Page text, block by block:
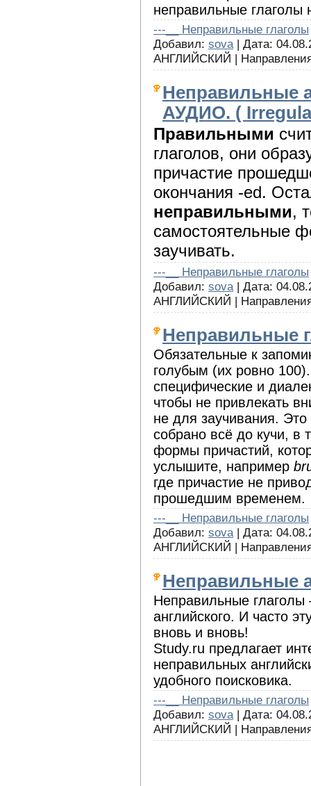
неправильные глаголы
---__ Неправильные глаголы
Добавил: sova| Дата:
АНГЛИЙСКИЙ |
Неправильные
АУДИО. (
Правильными
глаголов, они
причастие
окончания -ed.
неправильными,
самостоятельные
заучивать.
---__ Неправильные глаголы
Добавил: sova| Дата:
АНГЛИЙСКИЙ |
Неправильные
Обязательные к
голубым (их ровно
специфические и
чтобы не привлекать
не для заучивания. Это
собрано всё до кучи,
формы причастий,
услышите, например
где причастие не
прошедшим временем.
---__ Неправильные глаголы
Добавил: sova| Дата:
АНГЛИЙСКИЙ |
Неправильные
Неправильные
английского. И часто
вновь и вновь!
Study.ru предлагает
неправильных
удобного поисковика.
---__ Неправильные глаголы
Добавил: sova| Дата:
АНГЛИЙСКИЙ |